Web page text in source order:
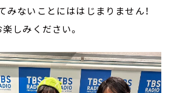
みないことにははじまりません！
しみください。